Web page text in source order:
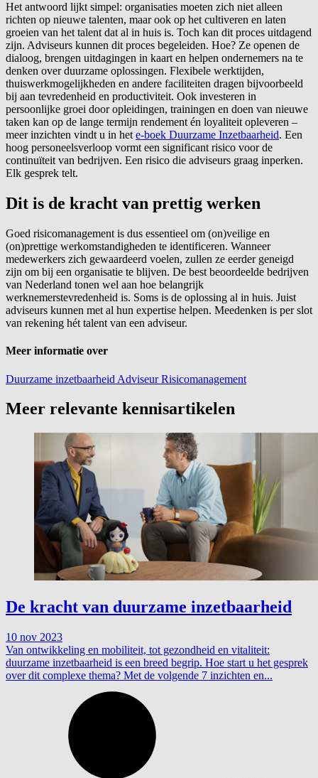
Het antwoord lijkt simpel: organisaties moeten zich niet alleen
richten op nieuwe talenten, maar ook op het cultiveren en laten
groeien van het talent dat al in huis is. Toch kan dit proces uitdagend
zijn. Adviseurs kunnen dit proces begeleiden. Hoe? Ze openen de
dialoog, brengen uitdagingen in kaart en helpen ondernemers na te
denken over duurzame oplossingen. Flexibele werktijden,
thuiswerkmogelijkheden en andere faciliteiten dragen bijvoorbeeld
bij aan tevredenheid en productiviteit. Ook investeren in
persoonlijke groei door opleidingen, trainingen en doen van nieuwe
taken kan op de lange termijn rendement én loyaliteit opleveren –
meer inzichten vindt u in het e-boek Duurzame Inzetbaarheid. Een
hoog personeelsverloop vormt een significant risico voor de
continuïteit van bedrijven. Een risico die adviseurs graag inperken.
Elk gesprek telt.
Dit is de kracht van prettig werken
Goed risicomanagement is dus essentieel om (on)veilige en
(on)prettige werkomstandigheden te identificeren. Wanneer
medewerkers zich gewaardeerd voelen, zullen ze eerder geneigd
zijn om bij een organisatie te blijven. De best beoordeelde bedrijven
van Nederland tonen wel aan hoe belangrijk
werknemerstevredenheid is. Soms is de oplossing al in huis. Juist
adviseurs kunnen met al hun expertise helpen. Meedenken is per slot
van rekening hét talent van een adviseur.
Meer informatie over
Duurzame inzetbaarheid AdviseurRisicomanagement
Meer relevante kennisartikelen
De kracht van duurzame inzetbaarheid
10 nov 2023
Van ontwikkeling en mobiliteit, tot gezondheid en vitaliteit:
duurzame inzetbaarheid is een breed begrip. Hoe start u het gesprek
over dit complexe thema? Met de volgende 7 inzichten en...